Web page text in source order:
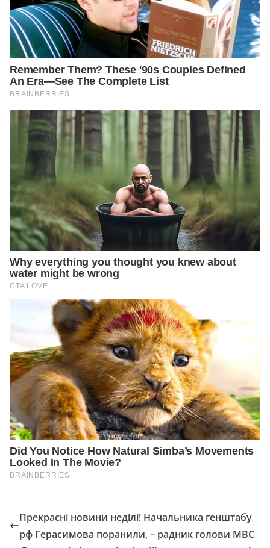
Прекрасні новини неділі! Начальника генштабу
рф Герасимова поранили, – радник голови МВС